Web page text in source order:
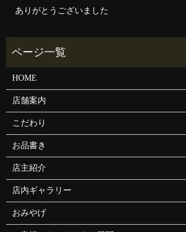
ありがとうございました
HOME
店舗案内
こだわり
お品書き
店主紹介
店内ギャラリー
おみやげ